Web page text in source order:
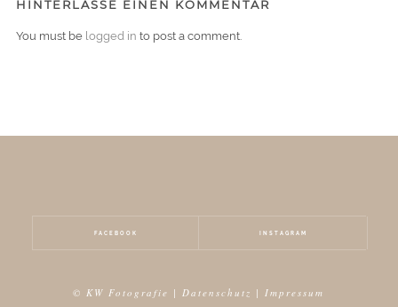
HINTERLASSE EINEN KOMMENTAR
You must be logged in to post a comment.
FACEBOOK INSTAGRAM
© KW Fotografie |Datenschutz |Impressum